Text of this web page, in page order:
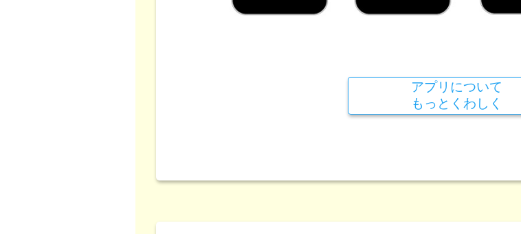
アプリについて
もっとくわしく